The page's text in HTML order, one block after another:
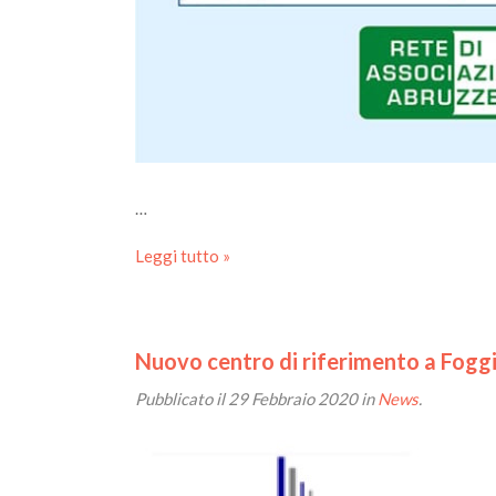
…
Leggi tutto »
Nuovo centro di riferimento a
Pubblicato il29 Febbraio 2020inNews.